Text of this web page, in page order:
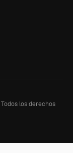
Todos los derechos